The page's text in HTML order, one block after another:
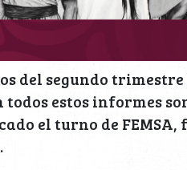
del segundo
todos estos informes
el turno de